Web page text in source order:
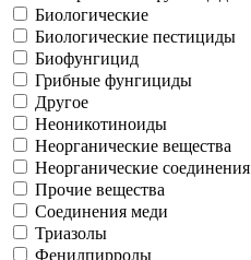
Биологические
Биологические пестициды
Биофунгицид
Грибные фунгициды
Другое
Неоникотиноиды
Неорганические вещества
Неорганические соединения
Прочие вещества
Соединения меди
Триазолы
Фенилпирролы